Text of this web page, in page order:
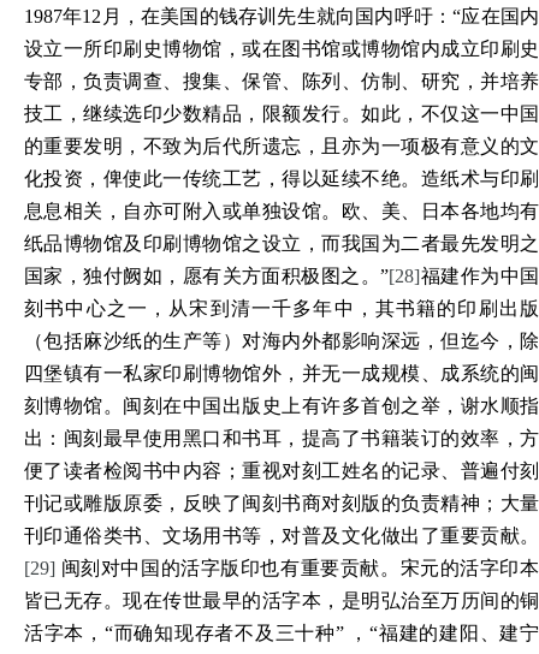
1987年12月，在美国的钱存训先生就向国内呼吁：“应在国内
设立一所印刷史博物馆，或在图书馆或博物馆内成立印刷史
专部，负责调查、搜集、保管、陈列、仿制、研究，并培养
技工，继续选印少数精品，限额发行。如此，不仅这一中国
的重要发明，不致为后代所遗忘，且亦为一项极有意义的文
化投资，俾使此一传统工艺，得以延续不绝。造纸术与印刷
息息相关，自亦可附入或单独设馆。欧、美、日本各地均有
纸品博物馆及印刷博物馆之设立，而我国为二者最先发明之
国家，独付阙如，愿有关方面积极图之。”[28]福建作为中国
刻书中心之一，从宋到清一千多年中，其书籍的印刷出版
（包括麻沙纸的生产等）对海内外都影响深远，但迄今，除
四堡镇有一私家印刷博物馆外，并无一成规模、成系统的闽
刻博物馆。闽刻在中国出版史上有许多首创之举，谢水顺指
出：闽刻最早使用黑口和书耳，提高了书籍装订的效率，方
便了读者检阅书中内容；重视对刻工姓名的记录、普遍付刻
刊记或雕版原委，反映了闽刻书商对刻版的负责精神；大量
刊印通俗类书、文场用书等，对普及文化做出了重要贡献。
[29] 闽刻对中国的活字版印也有重要贡献。宋元的活字印本
皆已无存。现在传世最早的活字本，是明弘治至万历间的铜
活字本，“而确知现存者不及三十种” ，“福建的建阳、建宁